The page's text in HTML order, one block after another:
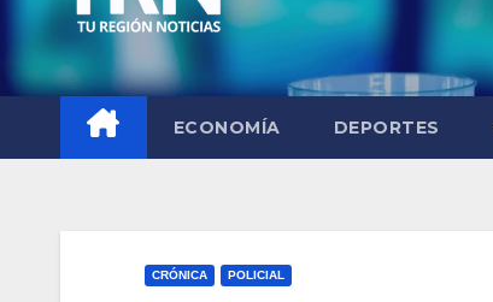
ECONOMÍA DEPORTES
CRÓNICA POLICIAL